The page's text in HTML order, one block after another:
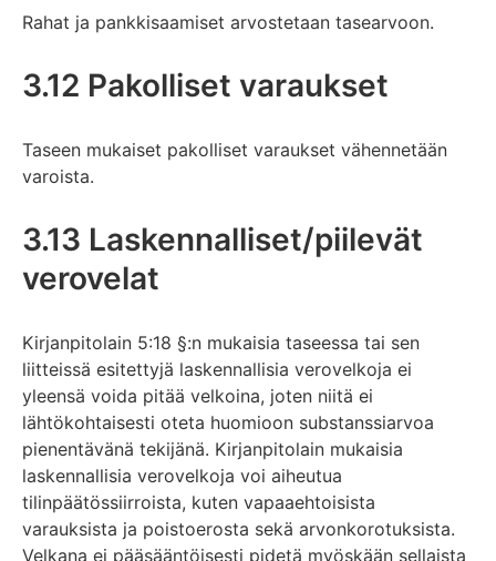
Rahat ja pankkisaamiset arvostetaan tasearvoon.
3.12 Pakolliset varaukset
Taseen mukaiset pakolliset varaukset vähennetään
varoista.
3.13 Laskennalliset/piilevät
verovelat
Kirjanpitolain 5:18 §:n mukaisia taseessa tai sen
liitteissä esitettyjä laskennallisia verovelkoja ei
yleensä voida pitää velkoina, joten niitä ei
lähtökohtaisesti oteta huomioon substanssiarvoa
pienentävänä tekijänä. Kirjanpitolain mukaisia
laskennallisia verovelkoja voi aiheutua
tilinpäätössiirroista, kuten vapaaehtoisista
varauksista ja poistoerosta sekä arvonkorotuksista.
Velkana ei pääsääntöisesti pidetä myöskään sellaista